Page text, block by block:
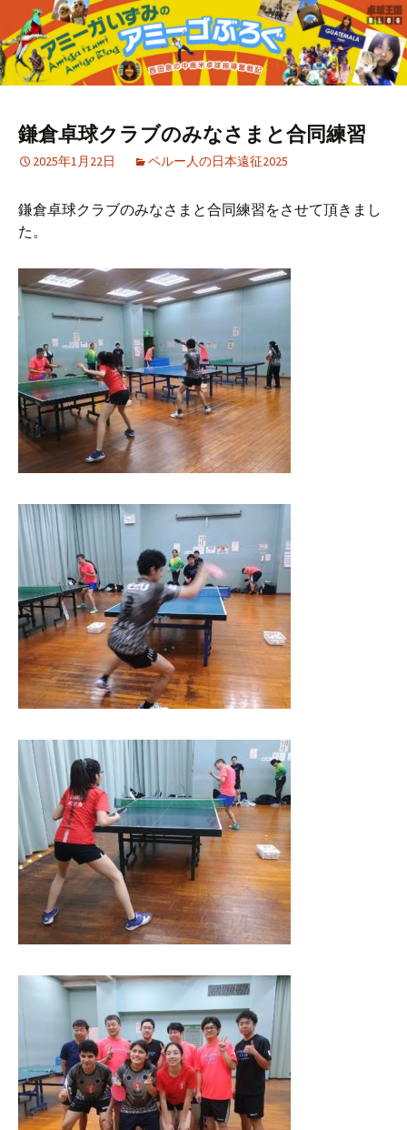
鎌倉卓球クラブのみなさまと合同練習
2025年1月22日 ペルー人の日本遠征2025
鎌倉卓球クラブのみなさまと合同練習をさせて頂きまし
た。